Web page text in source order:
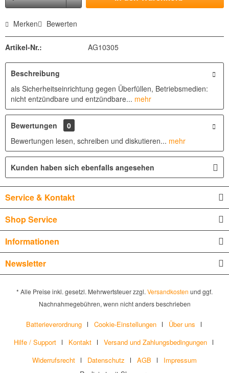
Merken Bewerten
Artikel-Nr.: AG10305
Beschreibung
als Sicherheitseinrichtung gegen Überfüllen, Betriebsmedien:
nicht entzündbare und entzündbare... mehr
Bewertungen
0
Bewertungen lesen, schreiben und diskutieren... mehr
Kunden haben sich ebenfalls angesehen
Service & Kontakt
Shop Service
Informationen
Newsletter
* Alle Preise inkl. gesetzl. Mehrwertsteuer zzgl. Versandkosten und ggf.
Nachnahmegebühren, wenn nicht anders beschrieben
Batterieverordnung Cookie-Einstellungen
Über uns
Hilfe / Support
Kontakt
Versand und Zahlungsbedingungen
Widerrufsrecht
Datenschutz AGB
Impressum